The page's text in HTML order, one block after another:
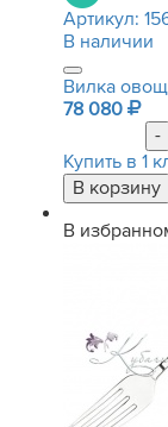
Артикул:
В наличии
Вилка
78 080
-
Купить в 1
В